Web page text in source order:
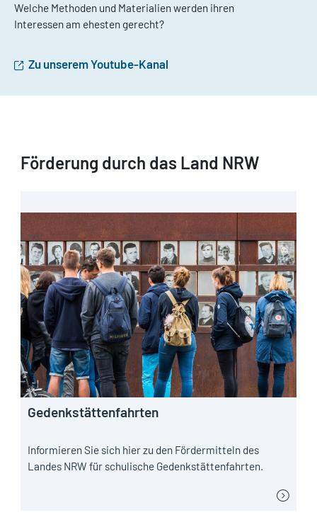
Welche Methoden und Materialien werden ihren
Interessen am ehesten gerecht?
Zu unserem Youtube-Kanal
Förderung durch das Land NRW
Gedenkstättenfahrten
Informieren Sie sich hier zu den Fördermitteln des
Landes NRW für schulische Gedenkstättenfahrten.